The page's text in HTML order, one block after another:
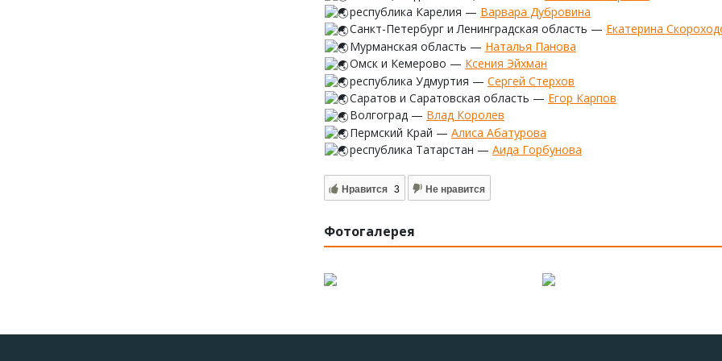
республика Карелия — Варвара Дубровина
Санкт-Петербург и Ленинградская область — Екатерина
Мурманская область — Наталья Панова
Омск и Кемерово — Ксения Эйхман
республика Удмуртия — Сергей Стерхов
Саратов и Саратовская область — Егор Карпов
Волгоград — Влад Королев
Пермский Край — Алиса Абатурова
республика Татарстан — Аида Горбунова
Нравится 3 Не нравится
Фотогалерея